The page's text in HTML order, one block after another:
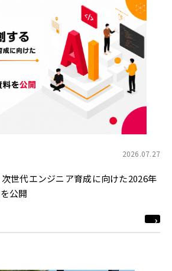
2026.07.27
世代エンジニア育成に向けた2026年
公開